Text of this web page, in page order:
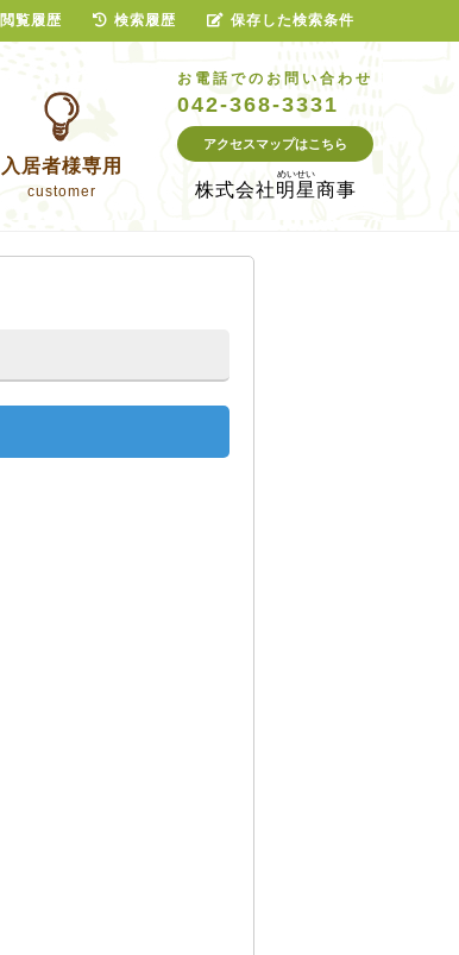
入居者様専用
customer
お電話でのお問い合わせ
042-368-3331
アクセスマップはこちら
株式会社明星商事
閲覧履歴 検索履歴 保存した検索条件